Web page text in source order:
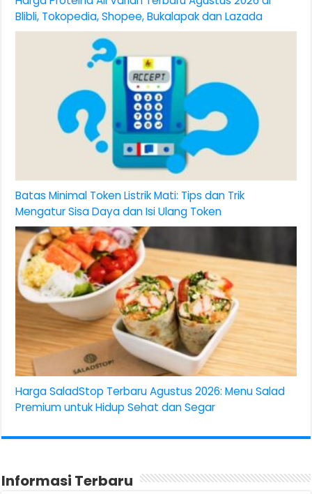
Blibli, Tokopedia, Shopee, Bukalapak dan Lazada
Batas Minimal Token Listrik Mati: Tips dan Trik
Mengatur Sisa Daya dan Isi Ulang Token
Harga SaladStop Terbaru Agustus 2026: Menu Salad
Premium untuk Hidup Sehat dan Segar
Informasi Terbaru